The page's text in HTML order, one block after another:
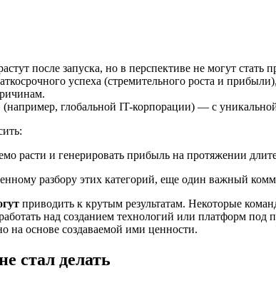
после запуска, но в перспективе не могут
успеха (стремительного роста и
глобальной IT-корпорации) — с
расти и генерировать прибыль на протяжении
разбору этих категорий, еще один важный
приводить к крутым результатам. Некоторые
над созданием технологий или платформ
на основе создаваемой ими ценности.
стал делать